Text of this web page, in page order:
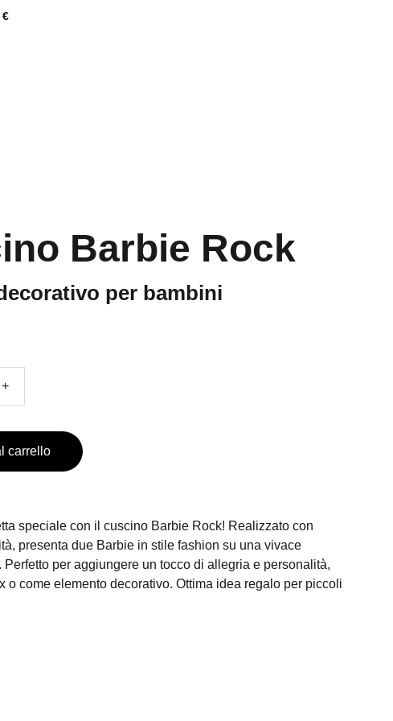
€
Barbie Rock
per bambini
+
carrello
speciale con il cuscino Barbie Rock! Realizzato con
presenta due Barbie in stile fashion su una vivace
Perfetto per aggiungere un tocco di allegria e personalità,
o come elemento decorativo. Ottima idea regalo per piccoli